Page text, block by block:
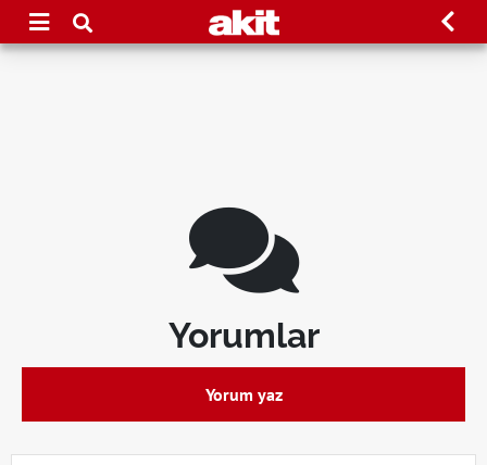
Yorumlar
Yorum yaz